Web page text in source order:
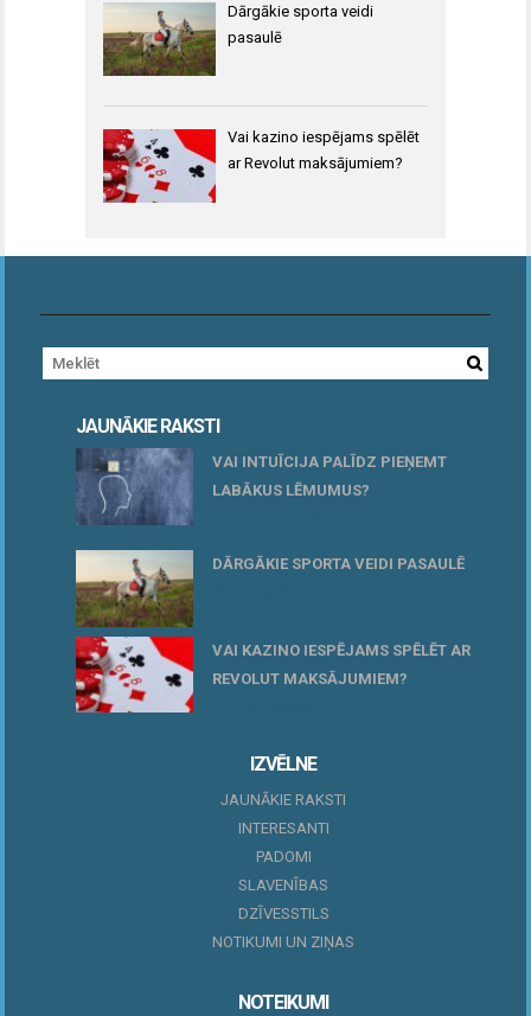
Dārgākie sporta veidi
pasaulē
Vai kazino iespējams spēlēt
ar Revolut maksājumiem?
JAUNĀKIE RAKSTI
VAI INTUĪCIJA PALĪDZ PIEŅEMT
LABĀKUS LĒMUMUS?
DĀRGĀKIE SPORTA VEIDI PASAULĒ
VAI KAZINO IESPĒJAMS SPĒLĒT AR
REVOLUT MAKSĀJUMIEM?
IZVĒLNE
JAUNĀKIE RAKSTI
INTERESANTI
PADOMI
SLAVENĪBAS
DZĪVESSTILS
NOTIKUMI UN ZIŅAS
NOTEIKUMI